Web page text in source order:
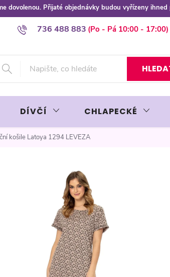
dovolenou. Přijaté objednávky budou vyřízeny
736 488 883
podmínky Podmínky ochrany osobních údajů
DÍVČÍ CHLAPECKÉ
košile Latoya 1294 LEVEZA